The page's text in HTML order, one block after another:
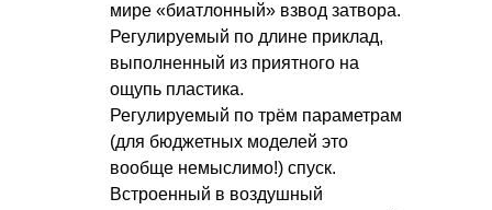
мире «биатлонный» взвод затвора.
Регулируемый по длине приклад,
выполненный из приятного на
ощупь пластика.
Регулируемый по трём параметрам
(для бюджетных моделей это
вообще немыслимо!) спуск.
Встроенный в воздушный